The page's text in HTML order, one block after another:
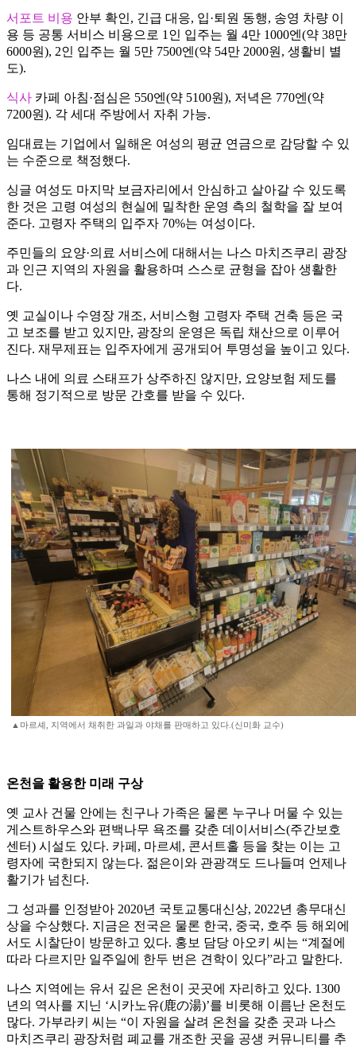
서포트 비용 안부 확인, 긴급 대응, 입·퇴원 동행, 송영 차량 이
용 등 공통 서비스 비용으로 1인 입주는 월 4만 1000엔(약 38만
6000원), 2인 입주는 월 5만 7500엔(약 54만 2000원, 생활비 별
도).
식사 카페 아침·점심은 550엔(약 5100원), 저녁은 770엔(약
7200원). 각 세대 주방에서 자취 가능.
임대료는 기업에서 일해온 여성의 평균 연금으로 감당할 수 있
는 수준으로 책정했다.
싱글 여성도 마지막 보금자리에서 안심하고 살아갈 수 있도록
한 것은 고령 여성의 현실에 밀착한 운영 측의 철학을 잘 보여
준다. 고령자 주택의 입주자 70%는 여성이다.
주민들의 요양·의료 서비스에 대해서는 나스 마치즈쿠리 광장
과 인근 지역의 자원을 활용하며 스스로 균형을 잡아 생활한
다.
옛 교실이나 수영장 개조, 서비스형 고령자 주택 건축 등은 국
고 보조를 받고 있지만, 광장의 운영은 독립 채산으로 이루어
진다. 재무제표는 입주자에게 공개되어 투명성을 높이고 있다.
나스 내에 의료 스태프가 상주하진 않지만, 요양보험 제도를
통해 정기적으로 방문 간호를 받을 수 있다.
▲마르셰, 지역에서 채취한 과일과 야채를 판매하고 있다.(신미화 교수)
온천을 활용한 미래 구상
옛 교사 건물 안에는 친구나 가족은 물론 누구나 머물 수 있는
게스트하우스와 편백나무 욕조를 갖춘 데이서비스(주간보호
센터) 시설도 있다. 카페, 마르셰, 콘서트홀 등을 찾는 이는 고
령자에 국한되지 않는다. 젊은이와 관광객도 드나들며 언제나
활기가 넘친다.
그 성과를 인정받아 2020년 국토교통대신상, 2022년 총무대신
상을 수상했다. 지금은 전국은 물론 한국, 중국, 호주 등 해외에
서도 시찰단이 방문하고 있다. 홍보 담당 아오키 씨는 “계절에
따라 다르지만 일주일에 한두 번은 견학이 있다”라고 말한다.
나스 지역에는 유서 깊은 온천이 곳곳에 자리하고 있다. 1300
년의 역사를 지닌 ‘시카노유(鹿の湯)’를 비롯해 이름난 온천도
많다. 가부라키 씨는 “이 자원을 살려 온천을 갖춘 곳과 나스
마치즈쿠리 광장처럼 폐교를 개조한 곳을 공생 커뮤니티를 추